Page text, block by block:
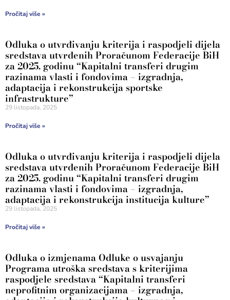
Pročitaj više »
Odluka o utvrđivanju kriterija i raspodjeli dijela
sredstava utvrđenih Proračunom Federacije BiH
za 2025. godinu “Kapitalni transferi drugim
razinama vlasti i fondovima – izgradnja,
adaptacija i rekonstrukcija sportske
infrastrukture”
29 listopada, 2025
Pročitaj više »
Odluka o utvrđivanju kriterija i raspodjeli dijela
sredstava utvrđenih Proračunom Federacije BiH
za 2025. godinu “Kapitalni transferi drugim
razinama vlasti i fondovima – izgradnja,
adaptacija i rekonstrukcija institucija kulture”
29 listopada, 2025
Pročitaj više »
Odluka o izmjenama Odluke o usvajanju
Programa utroška sredstava s kriterijima
raspodjele sredstava “Kapitalni transferi
neprofitnim organizacijama – izgradnja,